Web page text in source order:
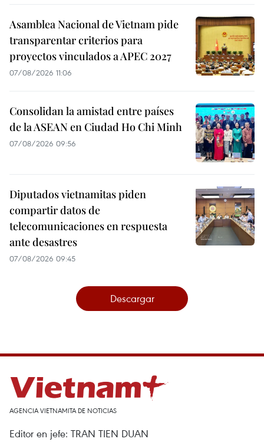
Asamblea Nacional de Vietnam pide
transparentar criterios para
proyectos vinculados a APEC 2027
07/08/2026 11:06
Consolidan la amistad entre países
de la ASEAN en Ciudad Ho Chi Minh
07/08/2026 09:56
Diputados vietnamitas piden
compartir datos de
telecomunicaciones en respuesta
ante desastres
07/08/2026 09:45
Descargar
AGENCIA VIETNAMITA DE NOTICIAS
Editor en jefe: TRAN TIEN DUAN